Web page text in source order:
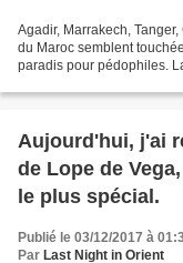
Agadir, Marrakech,
du Maroc semblent
paradis pour pédophiles.
Aujourd'hui, j'ai
de Lope de
le plus spécial.
Publié le 03/12/2017 à
Par Last Night in Orient